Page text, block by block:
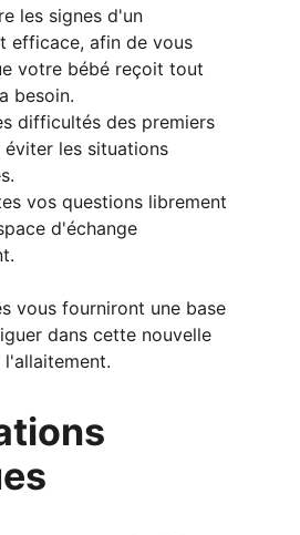
les signes d'un
efficace, afin de vous
votre bébé reçoit tout
besoin.
difficultés des premiers
éviter les situations
vos questions librement
d'échange
vous fourniront une base
dans cette nouvelle